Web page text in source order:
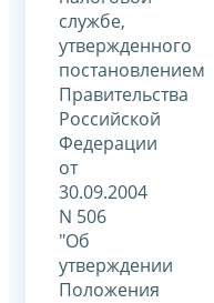
службе,
утвержденного
постановлением
Правительства
Российской
Федерации
от
30.09.2004
N 506
"Об
утверждении
Положения